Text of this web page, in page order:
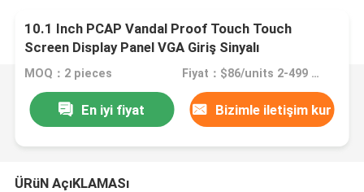
10.1 Inch PCAP Vandal Proof Touch Touch
Screen Display Panel VGA Giriş Sinyalı
MOQ：2 pieces Fiyat：$86/units 2-499 units
En iyi fiyat Bizimle iletişim kur
ÜRüN AçıKLAMASı